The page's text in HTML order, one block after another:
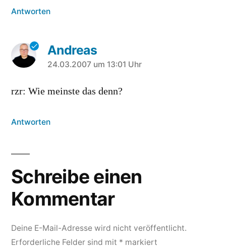
Antworten
Andreas
sagt:
24.03.2007 um 13:01 Uhr
rzr: Wie meinste das denn?
Antworten
Schreibe einen
Kommentar
Deine E-Mail-Adresse wird nicht veröffentlicht.
Erforderliche Felder sind mit * markiert